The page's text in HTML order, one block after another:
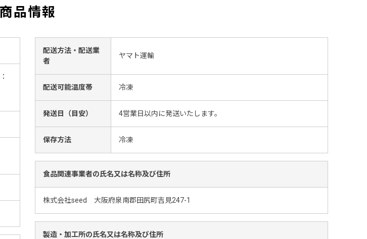
商品情報
配送方法・配送業
者
ヤマト運輸
配送可能温度帯 冷凍
発送日（目安） 4営業日以内に発送いたします。
保存方法 冷凍
食品関連事業者の氏名又は名称及び住所
株式会社seed 大阪府泉南郡田尻町吉見247-1
製造・加工所の氏名又は名称及び住所